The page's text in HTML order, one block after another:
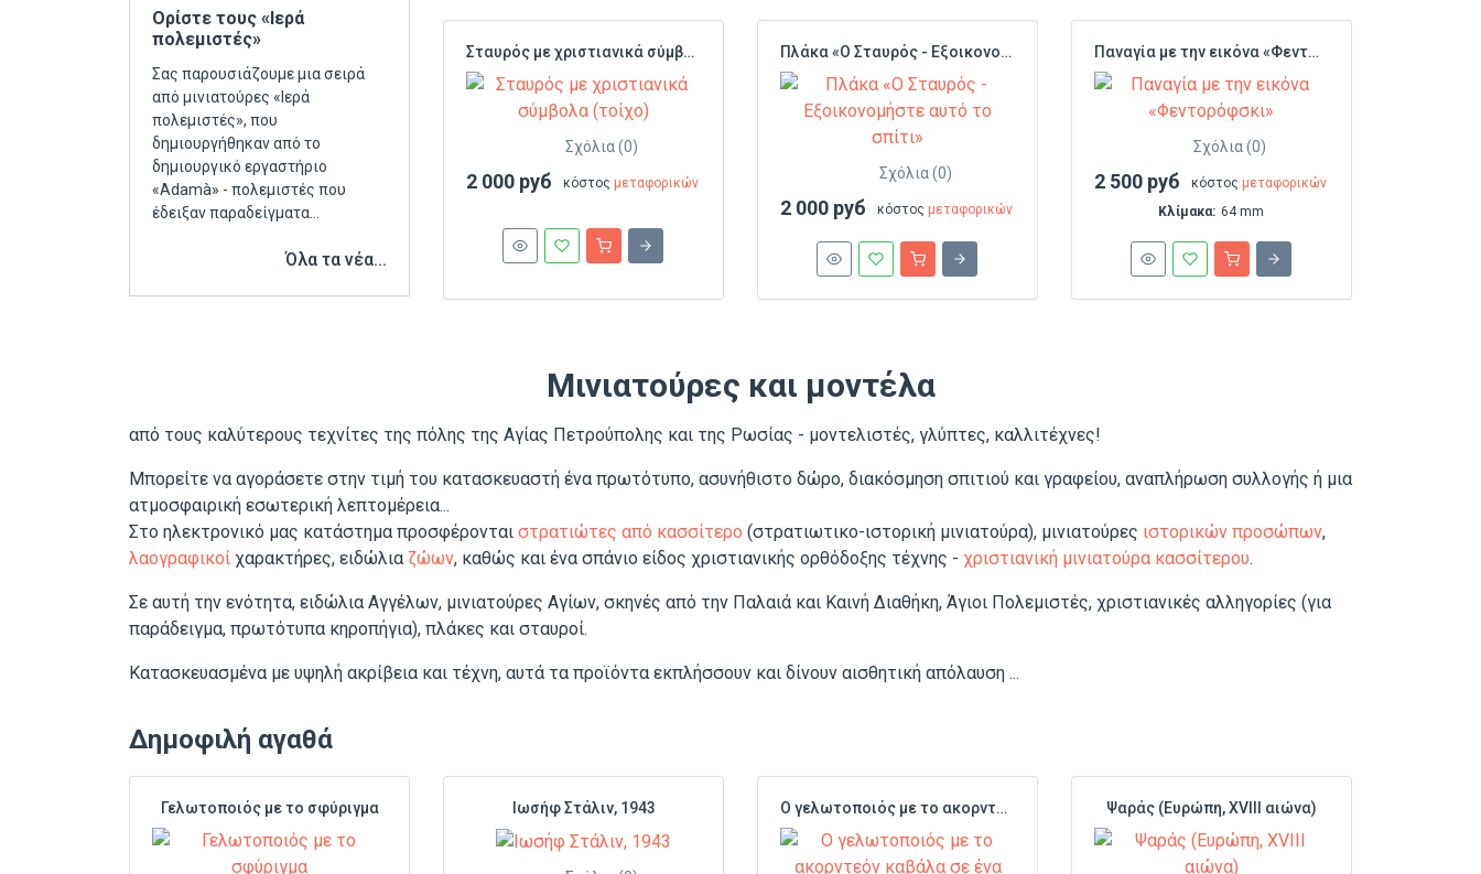
Σταυρός με χριστιανικά σύμβολα (τοίχο)
Σχόλια (0)
2 000 руб κόστος μεταφορικών
Πλάκα «Ο Σταυρός - Εξοικονομήστε αυτό το σπίτι»
Σχόλια (0)
2 000 руб κόστος μεταφορικών
Παναγία με την εικόνα «Φεντορόφσκι»
Σχόλια (0)
2 500 руб κόστος μεταφορικών
Κλίμακα: 64 mm
Ορίστε τους «Ιερά
πολεμιστές»
Σας παρουσιάζουμε μια σειρά
από μινιατούρες «Ιερά
πολεμιστές», που
δημιουργήθηκαν από το
δημιουργικό εργαστήριο
«Аdamà» - πολεμιστές που
έδειξαν παραδείγματα…
Όλα τα νέα...
Μινιατούρες και μοντέλα
από τους καλύτερους τεχνίτες της πόλης της Αγίας Πετρούπολης και της Ρωσίας - μοντελιστές, γλύπτες, καλλιτέχνες!
Μπορείτε να αγοράσετε στην τιμή του κατασκευαστή ένα πρωτότυπο, ασυνήθιστο δώρο, διακόσμηση σπιτιού και γραφείου, αναπλήρωση συλλογής ή μια
ατμοσφαιρική εσωτερική λεπτομέρεια...
Στο ηλεκτρονικό μας κατάστημα προσφέρονται στρατιώτες από κασσίτερο (στρατιωτικο-ιστορική μινιατούρα), μινιατούρες ιστορικών προσώπων,
λαογραφικοί χαρακτήρες, ειδώλια ζώων, καθώς και ένα σπάνιο είδος χριστιανικής ορθόδοξης τέχνης - χριστιανική μινιατούρα κασσίτερου.
Σε αυτή την ενότητα, ειδώλια Αγγέλων, μινιατούρες Αγίων, σκηνές από την Παλαιά και Καινή Διαθήκη, Άγιοι Πολεμιστές, χριστιανικές αλληγορίες (για
παράδειγμα, πρωτότυπα κηροπήγια), πλάκες και σταυροί.
Κατασκευασμένα με υψηλή ακρίβεια και τέχνη, αυτά τα προϊόντα εκπλήσσουν και δίνουν αισθητική απόλαυση ...
Δημοφιλή αγαθά
Γελωτοποιός με το σφύριγμα Ιωσήφ Στάλιν, 1943 Ο γελωτοποιός με το ακορντεόν καβάλα σε ένα γουρούνι Ψαράς (Ευρώπη, XVIII αιώνα)